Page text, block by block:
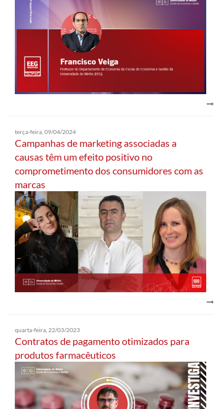
terça-feira, 09/04/2024
Campanhas de marketing associadas a
causas têm um efeito positivo no
comprometimento dos consumidores com as
marcas
quarta-feira, 22/03/2023
Contratos de pagamento otimizados para
produtos farmacêuticos